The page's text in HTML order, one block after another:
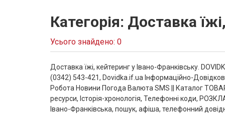
Категорія: Доставка
Усього знайдено: 0
Доставка їжі, кейтеринг у Івано-Франківську.
(0342) 543-421, Dovidka.if.ua Інформаційно-
Робота Новини Погода Валюта SMS || Каталог
ресурси, Історія-хронологія, Телефонні коди,
Івано-Франківська, пошук, афіша, телефонний